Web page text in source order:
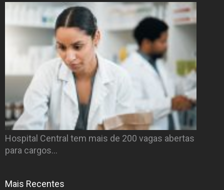
Hospital Central tem mais de 200 vagas abertas
para cargos…
Mais Recentes